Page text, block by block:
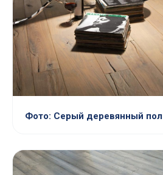
Фото: Серый деревянный пол